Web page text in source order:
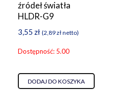
źródeł światła
HLDR-G9
3,55 zł (2,89złnetto)
Dostępność: 5.00
DODAJ DO KOSZYKA